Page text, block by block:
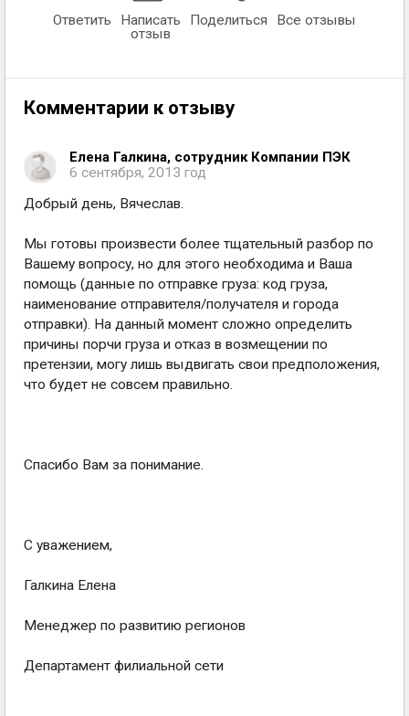
Ответить
Написать
отзыв
Поделиться Все отзывы
Комментарии к отзыву
Елена Галкина, сотрудник Компании ПЭК
6 сентября, 2013 год
Добрый день, Вячеслав.
Мы готовы произвести более тщательный разбор по
Вашему вопросу, но для этого необходима и Ваша
помощь (данные по отправке груза: код груза,
наименование отправителя/получателя и города
отправки). На данный момент сложно определить
причины порчи груза и отказ в возмещении по
претензии, могу лишь выдвигать свои предположения,
что будет не совсем правильно.
Спасибо Вам за понимание.
С уважением,
Галкина Елена
Менеджер по развитию регионов
Департамент филиальной сети